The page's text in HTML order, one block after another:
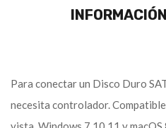
Para conectar un Disco Duro
necesita controlador.